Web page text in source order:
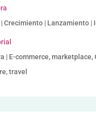
| Lanzamiento |
| E-commerce,
travel